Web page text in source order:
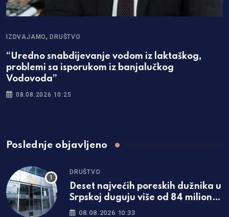
IZDVAJAMO,DRUŠTVO
“Uredno snabdijevanje vodom iz laktaškog,
problemi sa isporukom iz banjalučkog
Vodovoda”
08.08.2026 10:25
Poslednje objavljeno
DRUŠTVO
Deset najvećih poreskih dužnika u
Srpskoj duguju više od 84 miliona
KM08.08.2026 10:33